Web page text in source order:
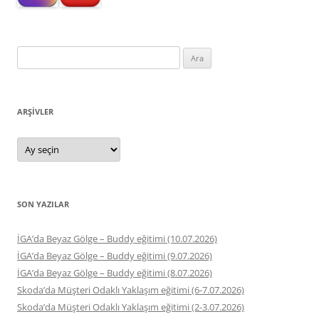
ARŞIVLER
Arşivler
SON YAZILAR
İGA’da Beyaz Gölge – Buddy eğitimi (10.07.2026)
İGA’da Beyaz Gölge – Buddy eğitimi (9.07.2026)
İGA’da Beyaz Gölge – Buddy eğitimi (8.07.2026)
Skoda’da Müşteri Odaklı Yaklaşım eğitimi (6-7.07.2026)
Skoda’da Müşteri Odaklı Yaklaşım eğitimi (2-3.07.2026)